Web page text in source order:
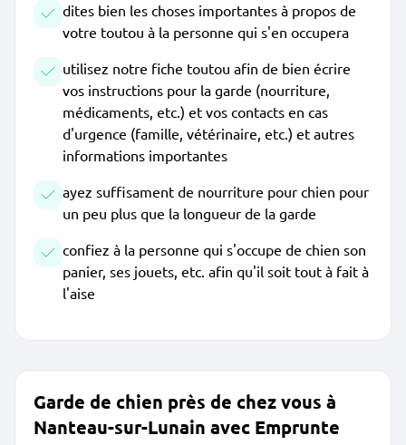
dites bien les choses importantes à propos de
votre toutou à la personne qui s'en occupera
utilisez notre fiche toutou afin de bien écrire
vos instructions pour la garde (nourriture,
médicaments, etc.) et vos contacts en cas
d'urgence (famille, vétérinaire, etc.) et autres
informations importantes
ayez suffisament de nourriture pour chien pour
un peu plus que la longueur de la garde
confiez à la personne qui s'occupe de chien son
panier, ses jouets, etc. afin qu'il soit tout à fait à
l'aise
Garde de chien près de chez vous à
Nanteau-sur-Lunain avec Emprunte